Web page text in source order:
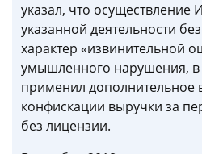
указал, что
указанной деятельности
характер «извинительной
умышленного нарушения, в
применил дополнительное
конфискации выручки за
без лицензии.